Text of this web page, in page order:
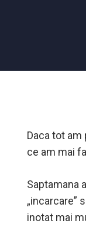
Daca tot
ce am mai
Saptamana
„incarcare”
inotat mai